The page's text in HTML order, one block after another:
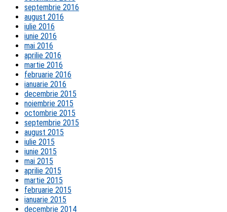
septembrie 2016
august 2016
iulie 2016
iunie 2016
mai 2016
aprilie 2016
martie 2016
februarie 2016
ianuarie 2016
decembrie 2015
noiembrie 2015
octombrie 2015
septembrie 2015
august 2015
iulie 2015
iunie 2015
mai 2015
aprilie 2015
martie 2015
februarie 2015
ianuarie 2015
decembrie 2014